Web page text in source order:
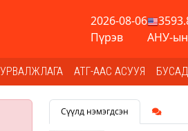
2026-08-06
Пүрэв
АНУ-
АТГ-ААС АСУУЯ БУСАД
Сүүлд нэмэгдсэн